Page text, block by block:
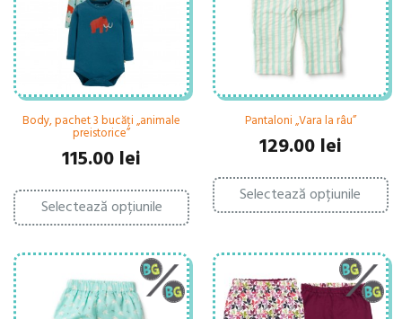
Body, pachet 3 bucăți „animale
preistorice”
115.00 lei
Selectează opțiunile
Acest
produs
are
multe
variații.
Opțiunile
pot
Pantaloni „Vara la râu”
129.00 lei
Selectează opțiunile
fi